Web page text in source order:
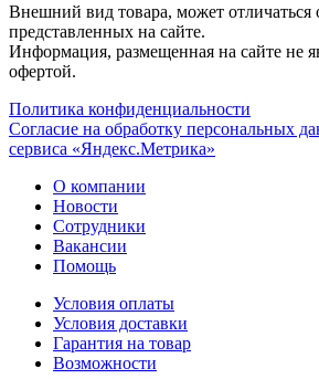
Внешний вид товара, может отличаться
представленных на сайте.
Информация, размещенная на сайте не
офертой.
Политика конфиденциальности
Согласие на обработку персональных
сервиса «Яндекс.Метрика»
О компании
Новости
Сотрудники
Вакансии
Помощь
Условия оплаты
Условия доставки
Гарантия на товар
Возможности